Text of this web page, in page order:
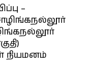
–
நியமனம்